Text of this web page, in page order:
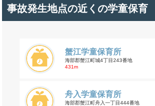
事故発生地点の近くの学童保育
蟹江学童保育所
海部郡蟹江町城4丁目243番地
431m
舟入学童保育所
海部郡蟹江町舟入一丁目444番地